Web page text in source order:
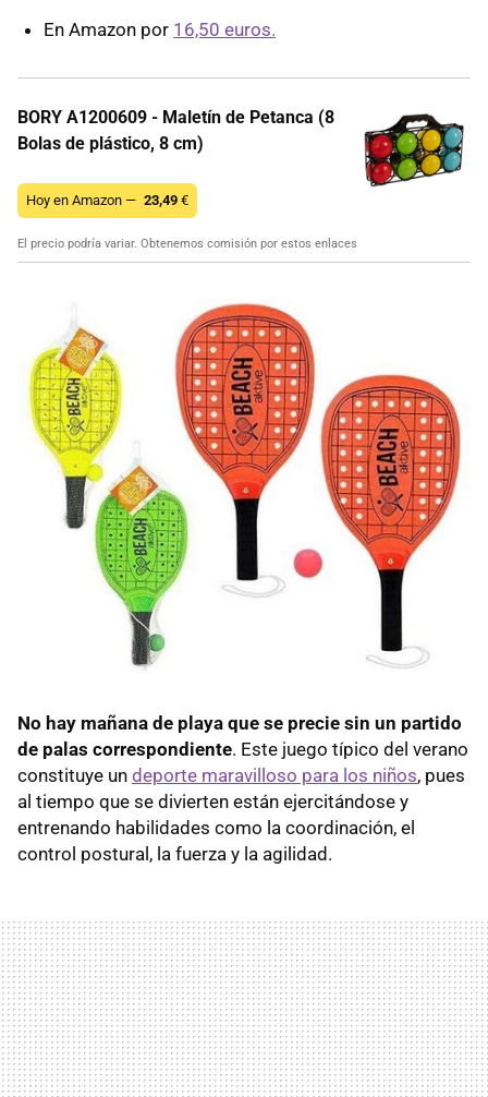
En Amazon por 16,50 euros.
BORY A1200609 - Maletín de Petanca (8
Bolas de plástico, 8 cm)
Hoy en Amazon — 23,49 €
El precio podría variar. Obtenemos comisión por estos enlaces
No hay mañana de playa que se precie sin un partido
de palas correspondiente. Este juego típico del verano
constituye un deporte maravilloso para los niños, pues
al tiempo que se divierten están ejercitándose y
entrenando habilidades como la coordinación, el
control postural, la fuerza y la agilidad.